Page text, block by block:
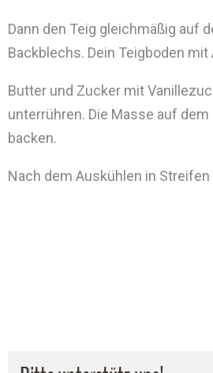
Dann den Teig gleichmäßig auf
Backblechs. Dein Teigboden
Butter und Zucker mit
unterrühren. Die Masse auf
backen.
Nach dem Auskühlen in